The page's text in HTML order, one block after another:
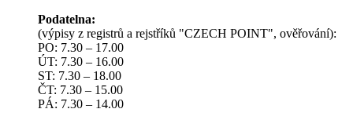
Podatelna:
(výpisy z registrů a rejstříků "CZECH POINT", ověřování):
PO: 7.30 – 17.00
ÚT: 7.30 – 16.00
ST: 7.30 – 18.00
ČT: 7.30 – 15.00
PÁ: 7.30 – 14.00